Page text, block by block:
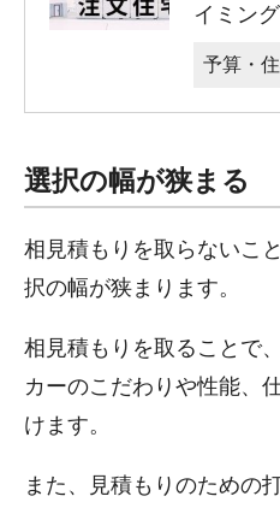
イミング
予算・
選択の幅が狭まる
相見積もりを取らないこ
択の幅が狭まります。
相見積もりを取ることで
カーのこだわりや性能、
けます。
また、見積もりのための